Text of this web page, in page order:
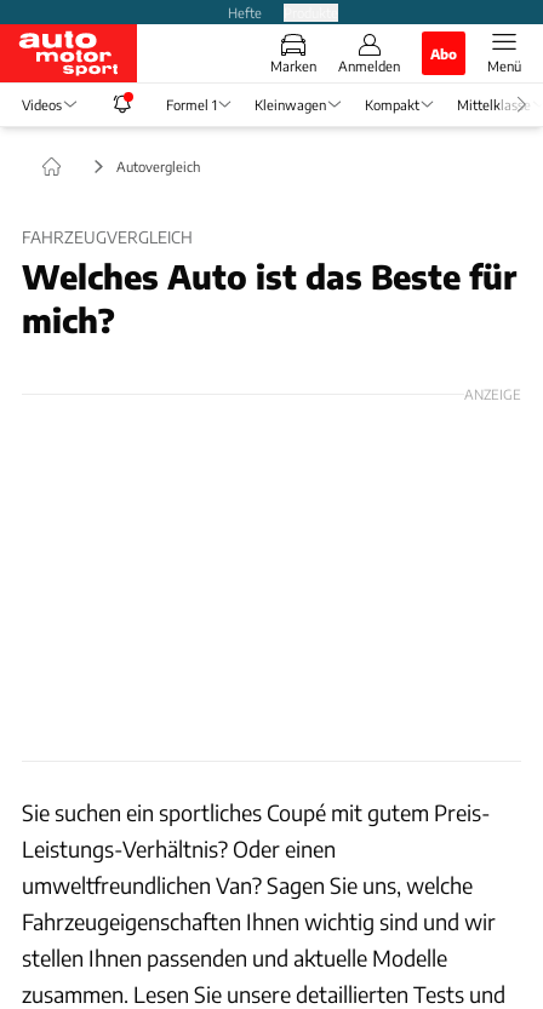
Hefte
Marken Anmelden
Abo
Menü
Videos Formel 1 Kleinwagen Kompakt Mittelklasse
Autovergleich
FAHRZEUGVERGLEICH
Welches Auto ist das Beste für
mich?
ANZEIGE
Sie suchen ein sportliches Coupé mit gutem Preis-
Leistungs-Verhältnis? Oder einen
umweltfreundlichen Van?Sagen Sie uns, welche
Fahrzeugeigenschaften Ihnen wichtig sind und wir
stellen Ihnen passenden und aktuelle Modelle
zusammen. Lesen Sie unsere detaillierten Tests und